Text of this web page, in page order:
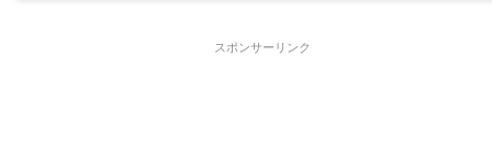
スポンサーリンク